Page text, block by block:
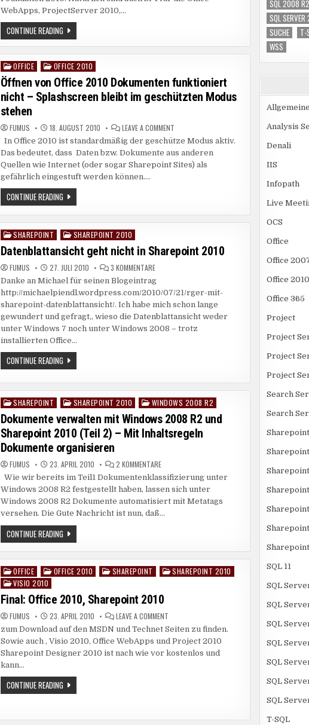
IST
WebApps, ProjectServer 2010,…
CONTINUE READINGSHAREPOINT
2010
–
SP
1
IST
DA
Posted
in
OFFICE OFFICE 2010
Öffnen von Office 2010 Dokumenten funktioniert
nicht – Splashscreen bleibt im geschützten Modus
stehen
FUMUS 18. AUGUST 2010 LEAVE A COMMENTON
VON
OFFICE
2010
DOKUMENTEN
FUNKTIONIERT
GESCHÜTZTEN
In Office 2010 ist standardmäßig der geschütze Modus aktiv.
Das bedeutet, dass Daten bzw. Dokumente aus anderen
Quellen wie Internet (oder sogar Sharepoint Sites) als
gefährlich eingestuft werden können….
CONTINUE READINGÖFFNEN
VON
OFFICE
DOKUMENTEN
FUNKTIONIERT
NICHT
–
SPLASHSCREEN
BLEIBT
IM
GESCHÜTZTEN
MODUS
STEHEN
Posted
in
SHAREPOINT SHAREPOINT 2010
Datenblattansicht geht nicht in Sharepoint 2010
FUMUS 27. JULI 2010 3 KOMMENTAREZU
DATENBLATTANSICHT
GEHT
NICHT
IN
SHAREPOINT
2010
Danke an Michael für seinen Blogeintrag
http://michaelpiendl.wordpress.com/2010/07/21/rger-mit-
sharepoint-datenblattansicht/. Ich habe mich schon lange
gewundert und gefragt,, wieso die Datenblattansicht weder
unter Windows 7 noch unter Windows 2008 – trotz
installierten Office…
CONTINUE READINGDATENBLATTANSICHT
GEHT
IN
SHAREPOINT
2010
Posted
in
SHAREPOINT SHAREPOINT 2010 WINDOWS 2008 R2
Dokumente verwalten mit Windows 2008 R2 und
Sharepoint 2010 (Teil 2) – Mit Inhaltsregeln
Dokumente organisieren
FUMUS 23. APRIL 2010 2 KOMMENTAREZU
VERWALTEN
MIT
WINDOWS
2008
R2
UND
–
MIT
INHALTSREGELN
DOKUMENTE
ORGANISIEREN
Wie wir bereits im Teil1 Dokumentenklassifizierung unter
Windows 2008 R2 festgestellt haben, lassen sich unter
Windows 2008 R2 Dokumente automatisiert mit Metatags
versehen. Die Gute Nachricht ist nun, daß…
CONTINUE READINGDOKUMENTE
VERWALTEN
MIT
2008
R2
UND
2010
(TEIL
2)
–
MIT
INHALTSREGELN
DOKUMENTE
ORGANISIEREN
Posted
in
OFFICE OFFICE 2010 SHAREPOINT
SHAREPOINT 2010
VISIO 2010
Final: Office 2010, Sharepoint 2010
FUMUS 23. APRIL 2010 LEAVE A COMMENTON
OFFICE
2010,
SHAREPOINT
2010
zum Download auf den MSDN und Technet Seiten zu finden.
Sowie auch , Visio 2010, Office WebApps und Project 2010
Sharepoint Designer 2010 ist nach wie vor kostenlos und
kann…
CONTINUE READINGFINAL:
OFFICE
SQL 2008 R2
SQL
SUCHE
T-
WSS
Analysis
Denali
IIS
Infopath
Live
OCS
Office
Office
Office 2010
Office 365
Project
Project
Project
Project
Search
Search
Sharepoint
Sharepoint
SQL 11
SQL
SQL
SQL
SQL
SQL
SQL
SQL
T-SQL